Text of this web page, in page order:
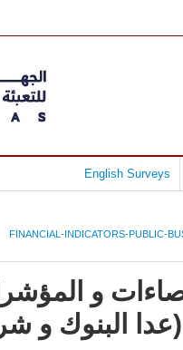
English Surveys
FINANCIAL-INDICATORS-PUBLIC-
و
البنوك و